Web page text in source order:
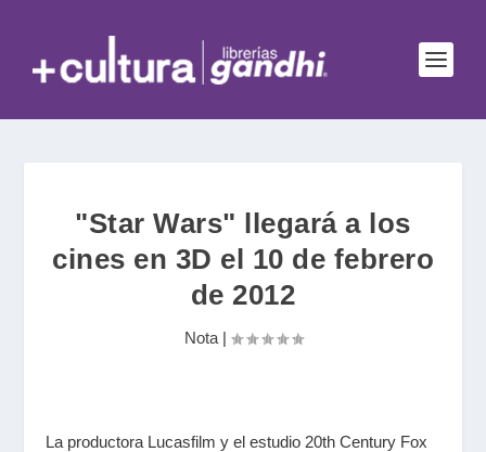
"Star Wars" llegará a los
cines en 3D el 10 de febrero
de 2012
Nota|
La productora Lucasfilm y el estudio 20th Century Fox